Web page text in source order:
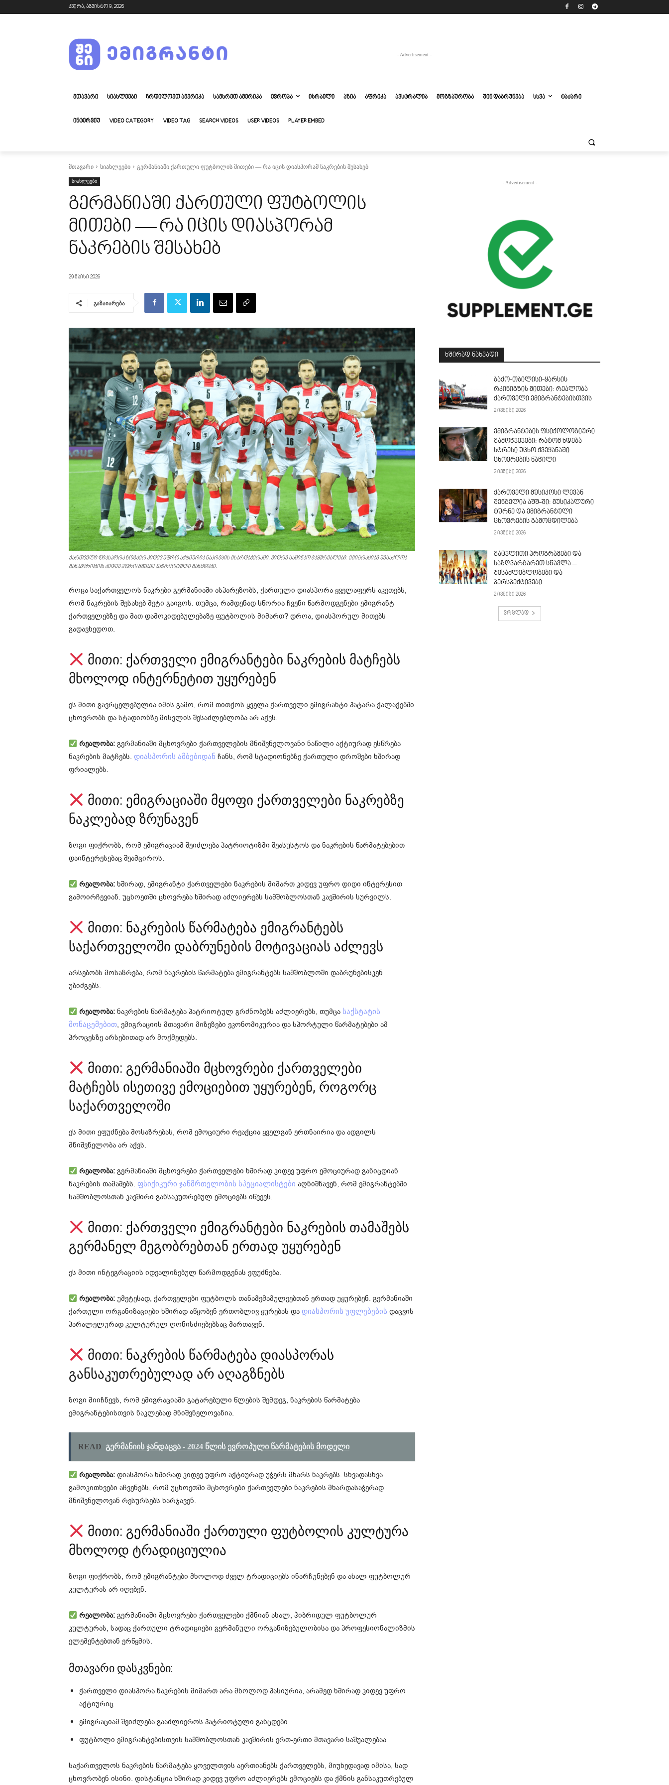
კვირა, აგვისტო 9, 2026
- Advertisement -
ᲛᲗᲐᲕᲐᲠᲘ ᲡᲘᲐᲮᲚᲔᲔᲑᲘ ᲩᲠᲓᲘᲚᲝᲔᲗ ᲐᲛᲔᲠᲘᲙᲐ ᲡᲐᲛᲮᲠᲔᲗ ᲐᲛᲔᲠᲘᲙᲐ ᲔᲕᲠᲝᲞᲐ ᲘᲡᲠᲐᲔᲚᲘ ᲐᲖᲘᲐ ᲐᲤᲠᲘᲙᲐ ᲐᲕᲡᲢᲠᲐᲚᲘᲐ ᲛᲝᲒᲖᲐᲣᲠᲝᲑᲐ ᲨᲘᲜ ᲓᲐᲑᲠᲣᲜᲔᲑᲐ ᲡᲮᲕᲐ ᲢᲐᲫᲐᲠᲘ
ᲘᲜᲢᲔᲠᲕᲘᲣ VIDEO CATEGORY VIDEO TAG SEARCH VIDEOS USER VIDEOS PLAYER EMBED
მთავარი სიახლეები გერმანიაში ქართული ფუტბოლის მითები — რა იცის დიასპორამ ნაკრების შესახებ
სიახლეები
გერმანიაში ქართული ფუტბოლის
მითები — რა იცის დიასპორამ
ნაკრების შესახებ
29 მაისი 2026
გაზაიარება
ქართველი დიასპორა ზოგჯერ კიდევ უფრო აქტიურია ნაკრების მხარდაჭერაში, ვიდრე საშინაო მაყურებლები. ემიგრაციამ შესაძლოა
განაპირობოს კიდევ უფრო მწვავე პატრიოტული განცდები.
როცა საქართველოს ნაკრები გერმანიაში ასპარეზობს, ქართული დიასპორა ყველაფერს აკეთებს,
რომ ნაკრების შესახებ მეტი გაიგოს. თუმცა, რამდენად სწორია ჩვენი წარმოდგენები ემიგრანტ
ქართველებზე და მათ დამოკიდებულებაზე ფუტბოლის მიმართ? დროა, დიასპორულ მითებს
გადავხედოთ.
მითი: ქართველი ემიგრანტები ნაკრების მატჩებს
მხოლოდ ინტერნეტით უყურებენ
ეს მითი გავრცელებულია იმის გამო, რომ თითქოს ყველა ქართველი ემიგრანტი პატარა ქალაქებში
ცხოვრობს და სტადიონზე მისვლის შესაძლებლობა არ აქვს.
რეალობა: გერმანიაში მცხოვრები ქართველების მნიშვნელოვანი ნაწილი აქტიურად ესწრება
ნაკრების მატჩებს. დიასპორის ამბებიდან ჩანს, რომ სტადიონებზე ქართული დროშები ხშირად
ფრიალებს.
მითი: ემიგრაციაში მყოფი ქართველები ნაკრებზე
ნაკლებად ზრუნავენ
ზოგი ფიქრობს, რომ ემიგრაციამ შეიძლება პატრიოტიზმი შეასუსტოს და ნაკრების წარმატებებით
დაინტერესებაც შეამციროს.
რეალობა: ხშირად, ემიგრანტი ქართველები ნაკრების მიმართ კიდევ უფრო დიდი ინტერესით
გამოირჩევიან. უცხოეთში ცხოვრება ხშირად აძლიერებს სამშობლოსთან კავშირის სურვილს.
მითი: ნაკრების წარმატება ემიგრანტებს
საქართველოში დაბრუნების მოტივაციას აძლევს
არსებობს მოსაზრება, რომ ნაკრების წარმატება ემიგრანტებს სამშობლოში დაბრუნებისკენ
უბიძგებს.
რეალობა: ნაკრების წარმატება პატრიოტულ გრძნობებს აძლიერებს, თუმცა საქსტატის
მონაცემებით, ემიგრაციის მთავარი მიზეზები ეკონომიკურია და სპორტული წარმატებები ამ
პროცესზე არსებითად არ მოქმედებს.
მითი: გერმანიაში მცხოვრები ქართველები
მატჩებს ისეთივე ემოციებით უყურებენ, როგორც
საქართველოში
ეს მითი ეფუძნება მოსაზრებას, რომ ემოციური რეაქცია ყველგან ერთნაირია და ადგილს
მნიშვნელობა არ აქვს.
რეალობა: გერმანიაში მცხოვრები ქართველები ხშირად კიდევ უფრო ემოციურად განიცდიან
ნაკრების თამაშებს. ფსიქიკური ჯანმრთელობის სპეციალისტები აღნიშნავენ, რომ ემიგრანტებში
სამშობლოსთან კავშირი განსაკუთრებულ ემოციებს იწვევს.
მითი: ქართველი ემიგრანტები ნაკრების თამაშებს
გერმანელ მეგობრებთან ერთად უყურებენ
ეს მითი ინტეგრაციის იდეალიზებულ წარმოდგენას ეფუძნება.
რეალობა: უმეტესად, ქართველები ფუტბოლს თანამემამულეებთან ერთად უყურებენ. გერმანიაში
ქართული ორგანიზაციები ხშირად აწყობენ ერთობლივ ყურებას და დიასპორის უფლებების დაცვის
პარალელურად კულტურულ ღონისძიებებსაც მართავენ.
მითი: ნაკრების წარმატება დიასპორას
განსაკუთრებულად არ აღაგზნებს
ზოგი მიიჩნევს, რომ ემიგრაციაში გატარებული წლების შემდეგ, ნაკრების წარმატება
ემიგრანტებისთვის ნაკლებად მნიშვნელოვანია.
READ გერმანიის ჯანდაცვა - 2024 წლის ევროპული წარმატების მოდელი
რეალობა: დიასპორა ხშირად კიდევ უფრო აქტიურად უჭერს მხარს ნაკრებს. სხვადასხვა
გამოკითხვები აჩვენებს, რომ უცხოეთში მცხოვრები ქართველები ნაკრების მხარდასაჭერად
მნიშვნელოვან რესურსებს ხარჯავენ.
მითი: გერმანიაში ქართული ფუტბოლის კულტურა
მხოლოდ ტრადიციულია
ზოგი ფიქრობს, რომ ემიგრანტები მხოლოდ ძველ ტრადიციებს ინარჩუნებენ და ახალ ფუტბოლურ
კულტურას არ იღებენ.
რეალობა: გერმანიაში მცხოვრები ქართველები ქმნიან ახალ, ჰიბრიდულ ფუტბოლურ
კულტურას, სადაც ქართული ტრადიციები გერმანული ორგანიზებულობისა და პროფესიონალიზმის
ელემენტებთან ერწყმის.
მთავარი დასკვნები:
ქართველი დიასპორა ნაკრების მიმართ არა მხოლოდ პასიურია, არამედ ხშირად კიდევ უფრო
აქტიურიც
ემიგრაციამ შეიძლება გააძლიეროს პატრიოტული განცდები
ფუტბოლი ემიგრანტებისთვის სამშობლოსთან კავშირის ერთ-ერთი მთავარი საშუალებაა
საქართველოს ნაკრების წარმატება ყოველთვის აერთიანებს ქართველებს, მიუხედავად იმისა, სად
ცხოვრობენ ისინი. დისტანცია ხშირად კიდევ უფრო აძლიერებს ემოციებს და ქმნის განსაკუთრებულ
- Advertisement -
ᲮᲨᲘᲠᲐᲓ ᲜᲐᲮᲕᲐᲓᲘ
ბაქო-თბილისი-ყარსის
რკინიგზის მითები: რეალობა
ქართველი ემიგრანტებისთვის
2 ივნისი 2026
ემიგრანტების ფსიქოლოგიური
გამოწვევები: რატომ ხდება
სტრესი უცხო ქვეყანაში
ცხოვრების ნაწილი
2 ივნისი 2026
ქართველი მუსიკოსი ლევან
შენგელია აშშ-ში: მუსიკალური
ტურნე და ემიგრანტული
ცხოვრების გამოცდილება
2 ივნისი 2026
გაცვლითი პროგრამები და
საზღვარგარეთ სწავლა –
შესაძლებლობები და
პერსპექტივები
2 ივნისი 2026
ვრცლად